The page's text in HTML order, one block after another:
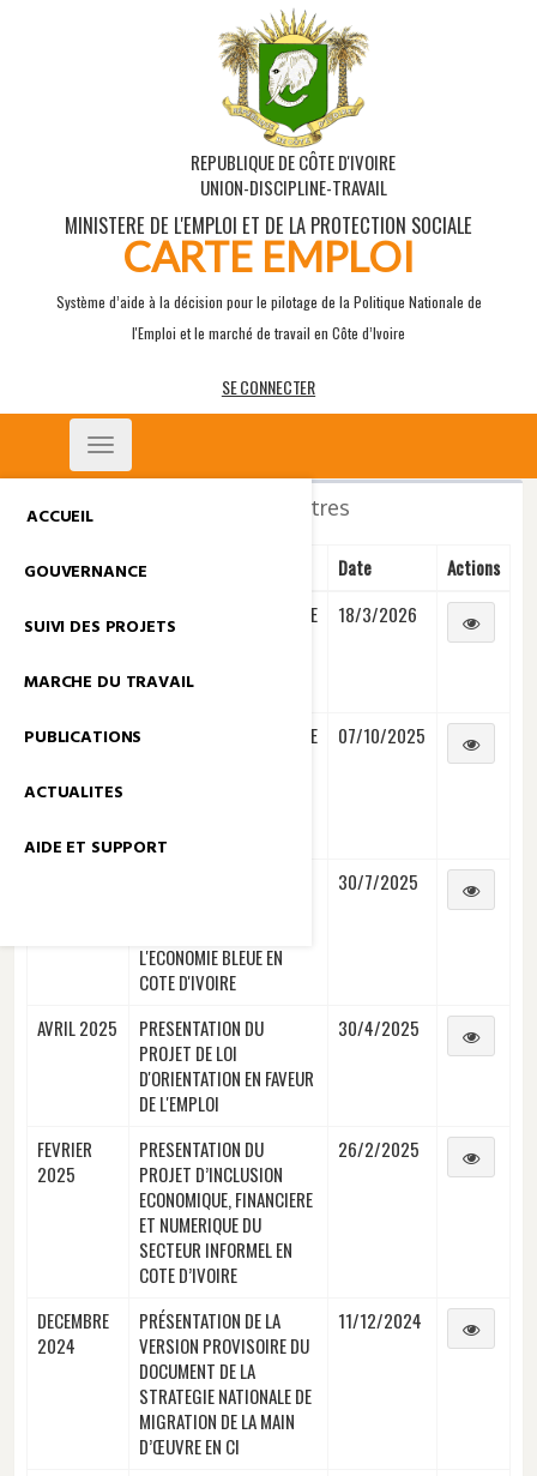
REPUBLIQUE DE CÔTE D'IVOIRE
UNION-DISCIPLINE-TRAVAIL
MINISTERE DE L'EMPLOI ET DE LA PROTECTION SOCIALE
CARTE EMPLOI
Système d’aide à la décision pour le pilotage de la Politique Nationale de
l'Emploi et le marché de travail en Côte d’Ivoire
SE CONNECTER
Toggle
navigation
ACCUEIL
GOUVERNANCE
SUIVI DES PROJETS
MARCHE DU TRAVAIL
PUBLICATIONS
ACTUALITES
AIDE ET SUPPORT
Tableau des suivis de rencontres
Session Theme Date
Actions
PRESENTATION DE L’ETUDE
SUR L’EMPLOI DES
SITUATION DE HANDICAP
18/3/2026
OCTOBRE
PRESENTATION DE L’ETUDE
ENTREPRISES (SAPE)
07/10/2025
L'ECONOMIE BLEUE EN
COTE D'IVOIRE
30/7/2025
AVRIL 2025
PRESENTATION DU
PROJET DE LOI
D'ORIENTATION EN FAVEUR
DE L'EMPLOI
30/4/2025
FEVRIER
2025
PRESENTATION DU
PROJET D’INCLUSION
ECONOMIQUE, FINANCIERE
ET NUMERIQUE DU
SECTEUR INFORMEL EN
COTE D’IVOIRE
26/2/2025
DECEMBRE
2024
PRÉSENTATION DE LA
VERSION PROVISOIRE DU
DOCUMENT DE LA
STRATEGIE NATIONALE DE
MIGRATION DE LA MAIN
D’ŒUVRE EN CI
11/12/2024